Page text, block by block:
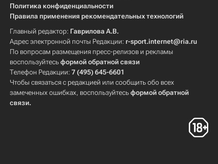
Политика конфиденциальности
Правила применения рекомендательных технологий
Главный редактор: Гаврилова А.В.
Адрес электронной почты Редакции: r-sport.internet@ria.ru
По вопросам размещения пресс-релизов и рекламы
воспользуйтесьформой обратной связи
Телефон Редакции: 7 (495) 645-6601
Чтобы связаться с редакцией или сообщить обо всех
замеченных ошибках, воспользуйтесьформой обратной
связи.